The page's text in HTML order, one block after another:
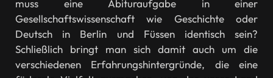
muss eine Abituraufgabe in einer
Gesellschaftswissenschaft wie Geschichte oder
Deutsch in Berlin und Füssen identisch sein?
Schließlich bringt man sich damit auch um die
verschiedenen Erfahrungshintergründe, die eine